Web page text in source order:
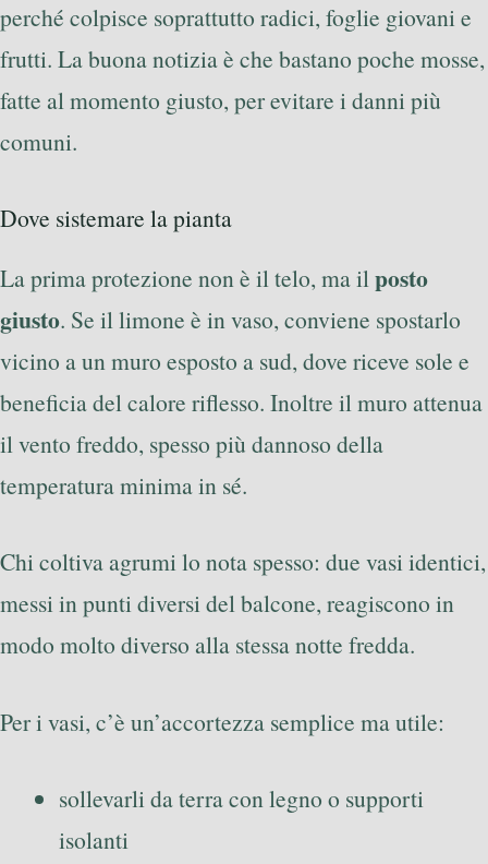
perché colpisce soprattutto radici, foglie giovani e
frutti. La buona notizia è che bastano poche mosse,
fatte al momento giusto, per evitare i danni più
comuni.
Dove sistemare la pianta
La prima protezione non è il telo, ma ilposto
giusto. Se il limone è in vaso, conviene spostarlo
vicino a un muro esposto a sud, dove riceve sole e
beneficia del calore riflesso. Inoltre il muro attenua
il vento freddo, spesso più dannoso della
temperatura minima in sé.
Chi coltiva agrumi lo nota spesso: due vasi identici,
messi in punti diversi del balcone, reagiscono in
modo molto diverso alla stessa notte fredda.
Per i vasi, c’è un’accortezza semplice ma utile:
sollevarli da terra con legno o supporti
isolanti